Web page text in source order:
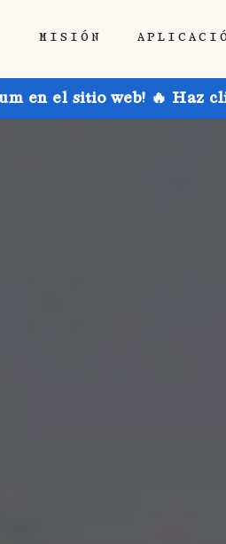
MISIÓN
en el sitio web! 🔥 Haz